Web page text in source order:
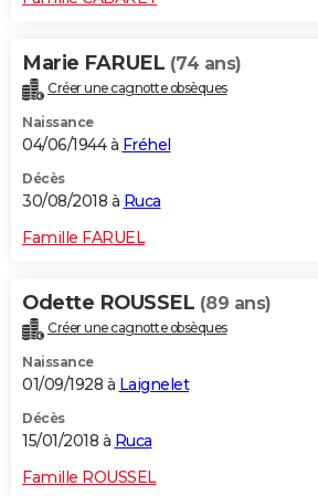
Marie FARUEL (74 ans)
Créer une cagnotte obsèques
Naissance
04/06/1944 à Fréhel
Décès
30/08/2018 à Ruca
Famille FARUEL
Odette ROUSSEL (89 ans)
Créer une cagnotte obsèques
Naissance
01/09/1928 à Laignelet
Décès
15/01/2018 à Ruca
Famille ROUSSEL